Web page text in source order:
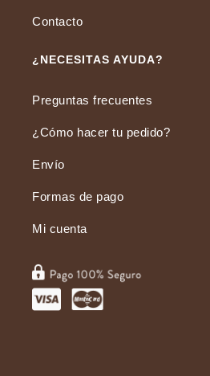
Contacto
¿NECESITAS AYUDA?
Preguntas frecuentes
¿Cómo hacer tu pedido?
Envío
Formas de pago
Mi cuenta